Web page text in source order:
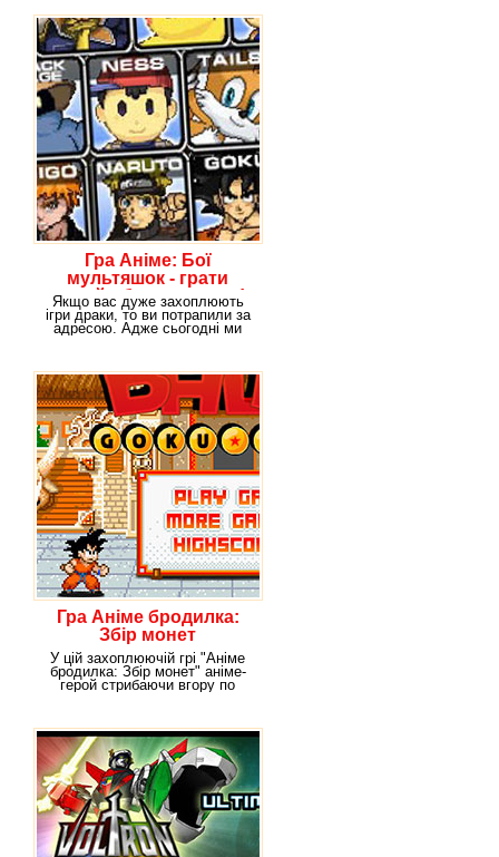
Гра Аніме: Бої
мультяшок - грати
онлайн безкоштовно!
Якщо вас дуже захоплюють
ігри драки, то ви потрапили за
адресою. Адже сьогодні ми
Гра Аніме бродилка:
Збір монет
У цій захоплюючій грі "Аніме
бродилка: Збір монет" аніме-
герой стрибаючи вгору по